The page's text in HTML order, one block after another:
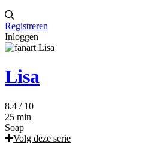
Registreren
Inloggen
Lisa
8.4 / 10
25 min
Soap
Volg deze serie